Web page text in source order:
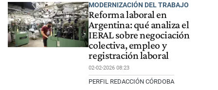
MODERNIZACIÓN DEL TRABAJO
Reforma laboral en
Argentina: qué analiza el
IERAL sobre negociación
colectiva, empleo y
registración laboral
02-02-2026 08:23
PERFIL REDACCIÓN CÓRDOBA